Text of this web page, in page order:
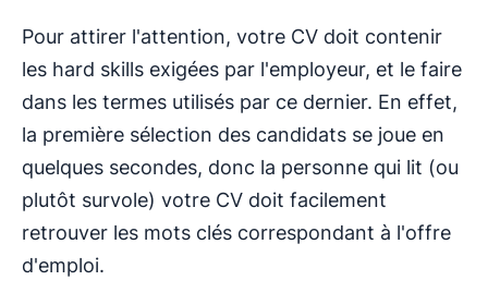
Pour attirer l'attention, votre CV doit contenir
les hard skills exigées par l'employeur, et le faire
dans les termes utilisés par ce dernier. En effet,
la première sélection des candidats se joue en
quelques secondes, donc la personne qui lit (ou
plutôt survole) votre CV doit facilement
retrouver les mots clés correspondant à l'offre
d'emploi.